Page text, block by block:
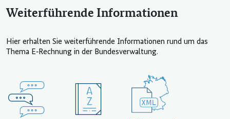
Weiterführende Informationen
Hier erhalten Sie weiterführende Informationen rund um das
Thema E‑Rechnung in der Bundesverwaltung.